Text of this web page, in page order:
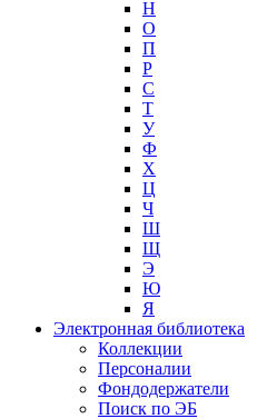
Н
О
П
Р
С
Т
У
Ф
Х
Ц
Ч
Ш
Щ
Э
Ю
Я
Электронная библиотека
Коллекции
Персоналии
Фондодержатели
Поиск по ЭБ